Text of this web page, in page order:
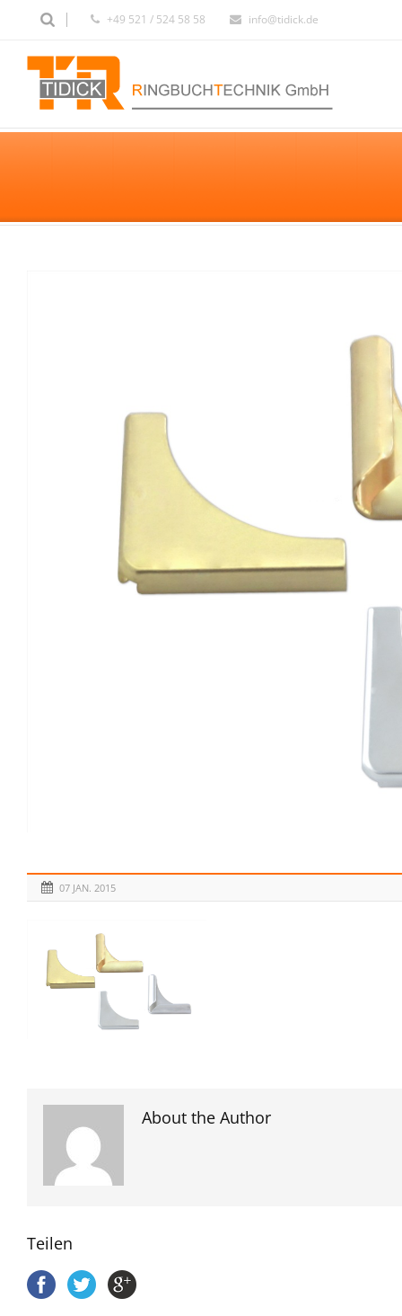
+49 521 / 524 58 58 info@tidick.de
07 JAN. 2015
About the Author
Teilen